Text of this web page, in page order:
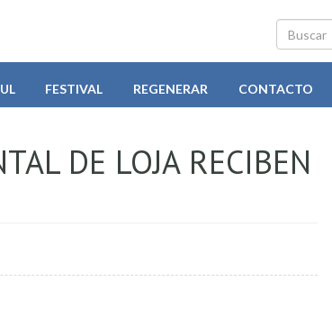
Buscar
FESTIVAL REGENERAR CONTACTO
DE LOJA RECIBEN